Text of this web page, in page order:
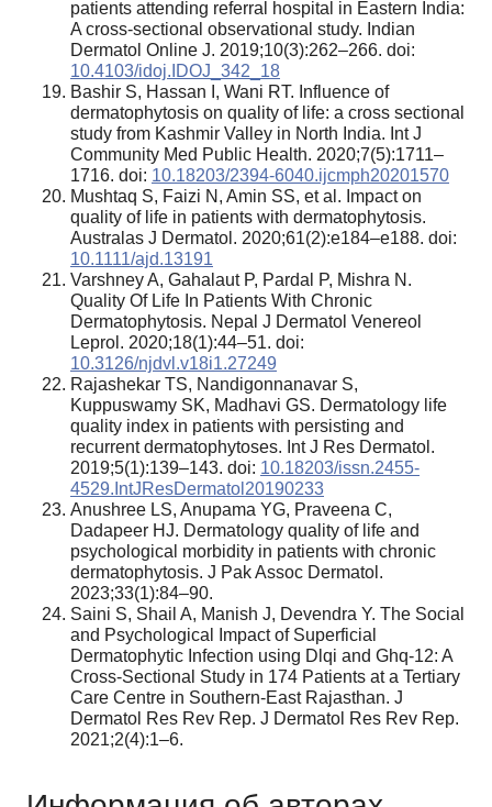
patients attending referral hospital in Eastern India:
A cross-sectional observational study. Indian
Dermatol Online J. 2019;10(3):262–266. doi:
10.4103/idoj.IDOJ_342_18
Bashir S, Hassan I, Wani RT. Influence of
dermatophytosis on quality of life: a cross sectional
study from Kashmir Valley in North India. Int J
Community Med Public Health. 2020;7(5):1711–
1716. doi: 10.18203/2394-6040.ijcmph20201570
Mushtaq S, Faizi N, Amin SS, et al. Impact on
quality of life in patients with dermatophytosis.
Australas J Dermatol. 2020;61(2):e184–e188. doi:
10.1111/ajd.13191
Varshney A, Gahalaut P, Pardal P, Mishra N.
Quality Of Life In Patients With Chronic
Dermatophytosis. Nepal J Dermatol Venereol
Leprol. 2020;18(1):44–51. doi:
10.3126/njdvl.v18i1.27249
Rajashekar TS, Nandigonnanavar S,
Kuppuswamy SK, Madhavi GS. Dermatology life
quality index in patients with persisting and
recurrent dermatophytoses. Int J Res Dermatol.
2019;5(1):139–143. doi: 10.18203/issn.2455-
4529.IntJResDermatol20190233
Anushree LS, Anupama YG, Praveena C,
Dadapeer HJ. Dermatology quality of life and
psychological morbidity in patients with chronic
dermatophytosis. J Pak Assoc Dermatol.
2023;33(1):84–90.
Saini S, Shail A, Manish J, Devendra Y. The Social
and Psychological Impact of Superficial
Dermatophytic Infection using Dlqi and Ghq-12: A
Cross-Sectional Study in 174 Patients at a Tertiary
Care Centre in Southern-East Rajasthan. J
Dermatol Res Rev Rep. J Dermatol Res Rev Rep.
2021;2(4):1–6.